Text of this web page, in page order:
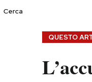
QUESTO